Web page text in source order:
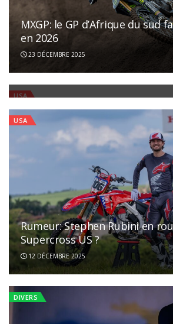
MXGP: le GP d’Afrique du sud
en 2026
23 DÉCEMBRE 2025
USA
Jett Lawrence – déjà – forfait
USA
Rumeur: Stephen Rubini en
Supercross US ?
12 DÉCEMBRE 2025
DIVERS